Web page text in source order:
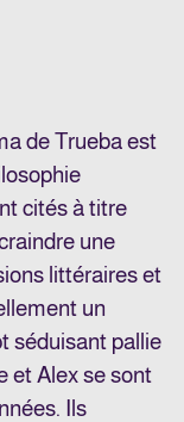
de Trueba est
cités à titre
une
littéraires et
un
séduisant pallie
et Alex se sont
Ils